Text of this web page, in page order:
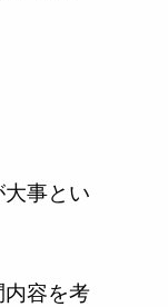
事とい
内容を考